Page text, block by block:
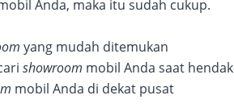
Anda, maka itu sudah cukup.
yang mudah ditemukan
showroom mobil Anda saat hendak
mobil Anda di dekat pusat